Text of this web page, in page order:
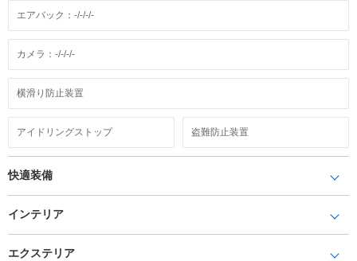
エアバック：-/-/-/-
カメラ：-/-/-/-
横滑り防止装置
アイドリングストップ 盗難防止装置
快適装備
インテリア
エクステリア